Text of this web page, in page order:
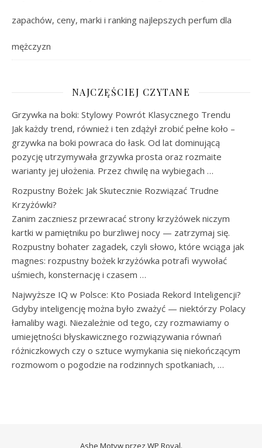
zapachów, ceny, marki i ranking najlepszych perfum dla
mężczyzn
NAJCZĘŚCIEJ CZYTANE
Grzywka na boki: Stylowy Powrót Klasycznego Trendu
Jak każdy trend, również i ten zdążył zrobić pełne koło –
grzywka na boki powraca do łask. Od lat dominującą
pozycję utrzymywała grzywka prosta oraz rozmaite
warianty jej ułożenia. Przez chwilę na wybiegach …
Rozpustny Bożek: Jak Skutecznie Rozwiązać Trudne
Krzyżówki?
Zanim zaczniesz przewracać strony krzyżówek niczym
kartki w pamiętniku po burzliwej nocy — zatrzymaj się.
Rozpustny bohater zagadek, czyli słowo, które wciąga jak
magnes: rozpustny bożek krzyżówka potrafi wywołać
uśmiech, konsternację i czasem …
Najwyższe IQ w Polsce: Kto Posiada Rekord Inteligencji?
Gdyby inteligencję można było zważyć — niektórzy Polacy
łamaliby wagi. Niezależnie od tego, czy rozmawiamy o
umiejętności błyskawicznego rozwiązywania równań
różniczkowych czy o sztuce wymykania się niekończącym
rozmowom o pogodzie na rodzinnych spotkaniach, …
Ashe Motyw przez WP Royal.